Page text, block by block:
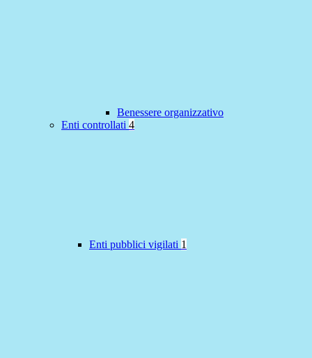
Benessere organizzativo
Enti controllati 4
Enti pubblici vigilati 1